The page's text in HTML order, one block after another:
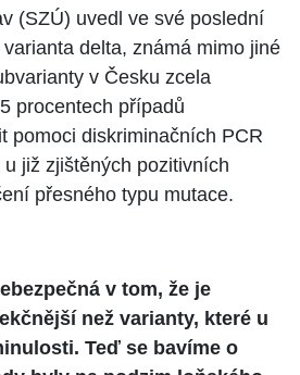
(SZÚ) uvedl ve své poslední
delta, známá mimo jiné
v Česku zcela
procentech případů
pomoci diskriminačních PCR
již zjištěných pozitivních
přesného typu mutace.
v tom, že je
než varianty, které u
Teď se bavíme o